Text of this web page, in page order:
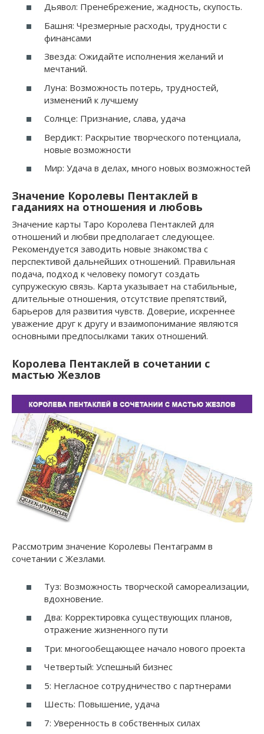
Дьявол: Пренебрежение, жадность, скупость.
Башня: Чрезмерные расходы, трудности с
финансами
Звезда: Ожидайте исполнения желаний и
мечтаний.
Луна: Возможность потерь, трудностей,
изменений к лучшему
Солнце: Признание, слава, удача
Вердикт: Раскрытие творческого потенциала,
новые возможности
Мир: Удача в делах, много новых возможностей
Значение Королевы Пентаклей в
гаданиях на отношения и любовь
Значение карты Таро Королева Пентаклей для
отношений и любви предполагает следующее.
Рекомендуется заводить новые знакомства с
перспективой дальнейших отношений. Правильная
подача, подход к человеку помогут создать
супружескую связь. Карта указывает на стабильные,
длительные отношения, отсутствие препятствий,
барьеров для развития чувств. Доверие, искреннее
уважение друг к другу и взаимопонимание являются
основными предпосылками таких отношений.
Королева Пентаклей в сочетании с
мастью Жезлов
Рассмотрим значение Королевы Пентаграмм в
сочетании с Жезлами.
Туз: Возможность творческой самореализации,
вдохновение.
Два: Корректировка существующих планов,
отражение жизненного пути
Три: многообещающее начало нового проекта
Четвертый: Успешный бизнес
5: Негласное сотрудничество с партнерами
Шесть: Повышение, удача
7: Уверенность в собственных силах